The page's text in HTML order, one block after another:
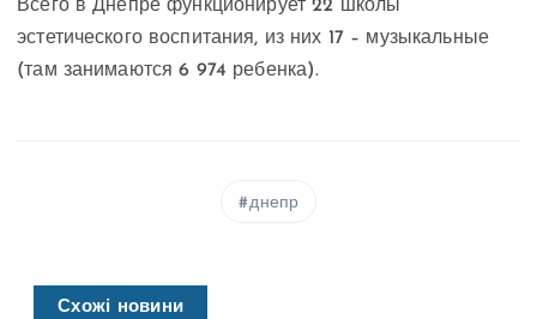
Всего в Днепре функционирует 22 школы
эстетического воспитания, из них 17 – музыкальные
(там занимаются 6 974 ребенка).
днепр
Схожі новини